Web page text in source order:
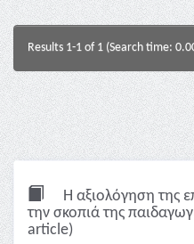
Results 1-1 of 1 (Search time:
Η αξιολόγηση της
την σκοπιά της
article)